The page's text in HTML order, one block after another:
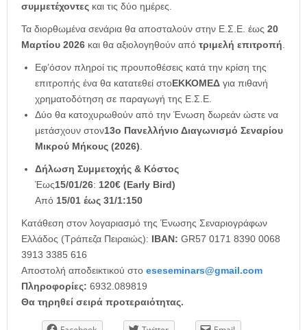
συμμετέχοντες και τις δύο ημέρες.
Τα διορθωμένα σενάρια θα αποσταλούν στην Ε.Σ.Ε. έως 20
Μαρτίου 2026 και θα αξιολογηθούν από τριμελή επιτροπή.
Εφ’όσον πληροί τις προυποθέσεις κατά την κρίση της
επιτροπής ένα θα κατατεθεί στοΕΚΚΟΜΕΔ για πιθανή
χρηματοδότηση σε παραγωγή της Ε.Σ.Ε.
Δύο θα κατοχυρωθούν από την Ένωση δωρεάν ώστε να
μετάσχουν στον13ο Πανελλήνιο Διαγωνισμό Σεναρίου
Μικρού Μήκους (2026).
Δήλωση Συμμετοχής & Κόστος
Έως15/01/26: 120€ (Early Bird)
Από 15/01 έως 31/1:150
Κατάθεση στον λογαριασμό της Ένωσης Σεναριογράφων
Ελλάδος (Τράπεζα Πειραιώς): IBAN: GR57 0171 8390 0068
3913 3385 616
Αποστολή αποδεικτικού στο eseseminars@gmail.com
Πληροφορίες: 6932.089819
Θα τηρηθεί σειρά προτεραιότητας.